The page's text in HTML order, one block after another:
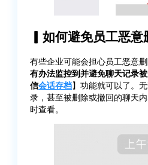
▎如何避免员工恶意
有些企业可能会担心员工恶意
有办法监控到并避免聊天记录
信会话存档】功能就可以了。
录，甚至被删除或撤回的聊天
时查看。